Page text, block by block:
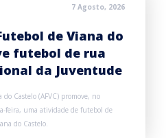
7 Agosto, 2026
de Viana do
futebol de rua
da Juventude
do Castelo (AFVC) promove, no
feira, uma atividade de futebol de
do Castelo.